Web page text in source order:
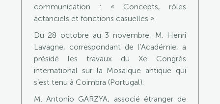
communication : « Concepts, rôles
actanciels et fonctions casuelles ».
Du 28 octobre au 3 novembre, M. Henri
Lavagne, correspondant de l’Académie, a
présidé les travaux du Xe Congrès
international sur la Mosaïque antique qui
s’est tenu à Coimbra (Portugal).
M. Antonio GARZYA, associé étranger de